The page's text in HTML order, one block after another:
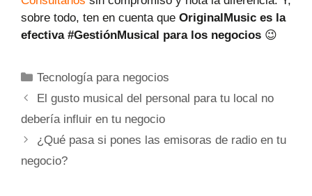
sobre todo, ten en cuenta que OriginalMusic es la
efectiva #GestiónMusical para los negocios 😉
Tecnología para negocios
El gusto musical del personal para tu local no
debería influir en tu negocio
¿Qué pasa si pones las emisoras de radio en tu
negocio?